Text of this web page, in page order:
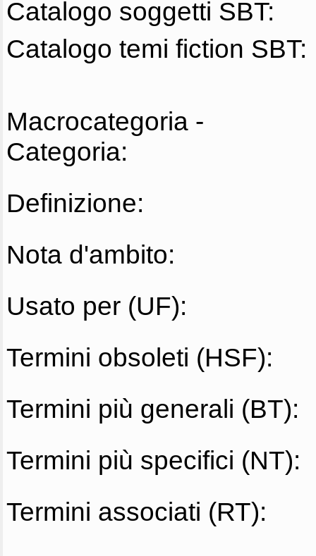
Catalogo soggetti SBT:
Catalogo temi fiction SBT:
Macrocategoria -
Categoria:
Definizione:
Nota d'ambito:
Usato per (UF):
Termini obsoleti (HSF):
Termini più generali (BT):
Termini più specifici (NT):
Termini associati (RT):